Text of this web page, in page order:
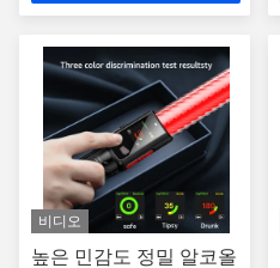
비디오
높은 민감도 정밀 알코올